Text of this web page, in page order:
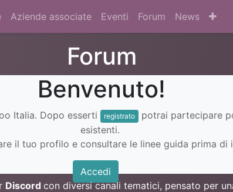
Aziende associate Eventi Forum News
Forum
Benvenuto!
Italia. Dopo esserti registrato
potrai partecipare
esistenti.
il tuo profilo e consultare le linee guida prima di
Accedi
Discord con diversi canali tematici, pensato per